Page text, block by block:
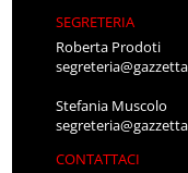
SEGRETERIA
Roberta Prodoti
Stefania Muscolo
CONTATTACI